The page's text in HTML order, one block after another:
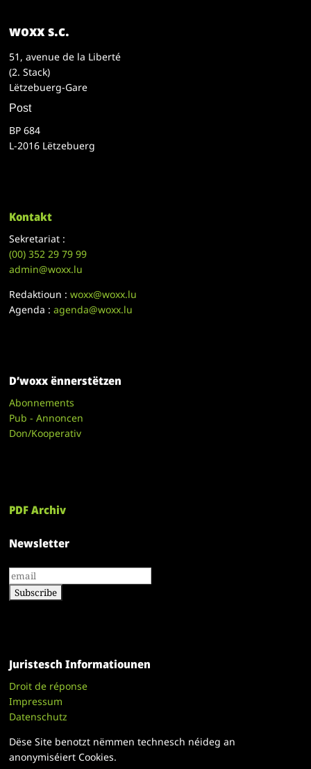
woxx s.c.
51, avenue de la Liberté
(2. Stack)
Lëtzebuerg-Gare
Post
BP 684
L-2016 Lëtzebuerg
Kontakt
Sekretariat :
(00)352 29 79 99
admin@woxx.lu
Redaktioun :woxx@woxx.lu
Agenda :agenda@woxx.lu
D’woxx ënnerstëtzen
Abonnements
Pub - Annoncen
Don/Kooperativ
PDF Archiv
Newsletter
Juristesch Informatiounen
Droit de réponse
Impressum
Datenschutz
Dëse Site benotzt nëmmen technesch néideg an
anonymiséiert Cookies.